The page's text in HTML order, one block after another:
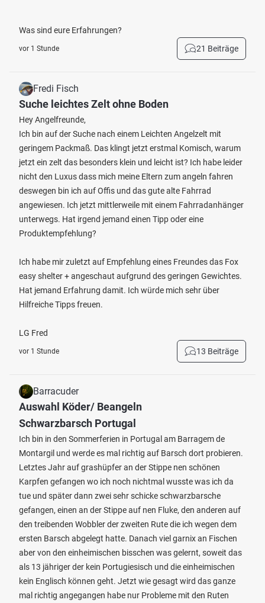
Was sind eure Erfahrungen?
vor 1 Stunde 21 Beiträge
Fredi Fisch
Suche leichtes Zelt ohne Boden
Hey Angelfreunde,
Ich bin auf der Suche nach einem Leichten Angelzelt mit
geringem Packmaß. Das klingt jetzt erstmal Komisch, warum
jetzt ein zelt das besonders klein und leicht ist? Ich habe leider
nicht den Luxus dass mich meine Eltern zum angeln fahren
deswegen bin ich auf Offis und das gute alte Fahrrad
angewiesen. Ich jetzt mittlerweile mit einem Fahrradanhänger
unterwegs. Hat irgend jemand einen Tipp oder eine
Produktempfehlung?
Ich habe mir zuletzt auf Empfehlung eines Freundes das Fox
easy shelter + angeschaut aufgrund des geringen Gewichtes.
Hat jemand Erfahrung damit. Ich würde mich sehr über
Hilfreiche Tipps freuen.
LG Fred
vor 1 Stunde 13 Beiträge
Barracuder
Auswahl Köder/ Beangeln
Schwarzbarsch Portugal
Ich bin in den Sommerferien in Portugal am Barragem de
Montargil und werde es mal richtig auf Barsch dort probieren.
Letztes Jahr auf grashüpfer an der Stippe nen schönen
Karpfen gefangen wo ich noch nichtmal wusste was ich da
tue und später dann zwei sehr schicke schwarzbarsche
gefangen, einen an der Stippe auf nen Fluke, den anderen auf
den treibenden Wobbler der zweiten Rute die ich wegen dem
ersten Barsch abgelegt hatte. Danach viel garnix an Fischen
aber von den einheimischen bisschen was gelernt, soweit das
als 13 jähriger der kein Portugiesisch und die einheimischen
kein Englisch können geht. Jetzt wie gesagt wird das ganze
mal richtig angegangen habe nur Probleme mit den Ruten